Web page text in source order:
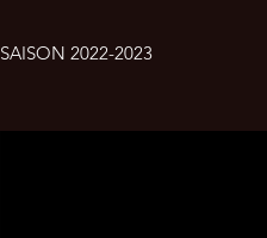
SAISON 2022-2023